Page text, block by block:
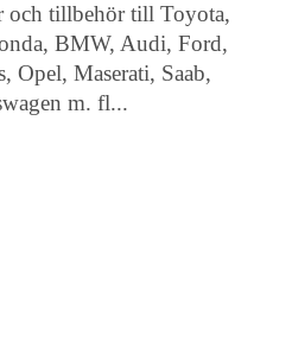
och tillbehör till Toyota,
BMW, Audi, Ford,
Opel, Maserati, Saab,
m. fl...